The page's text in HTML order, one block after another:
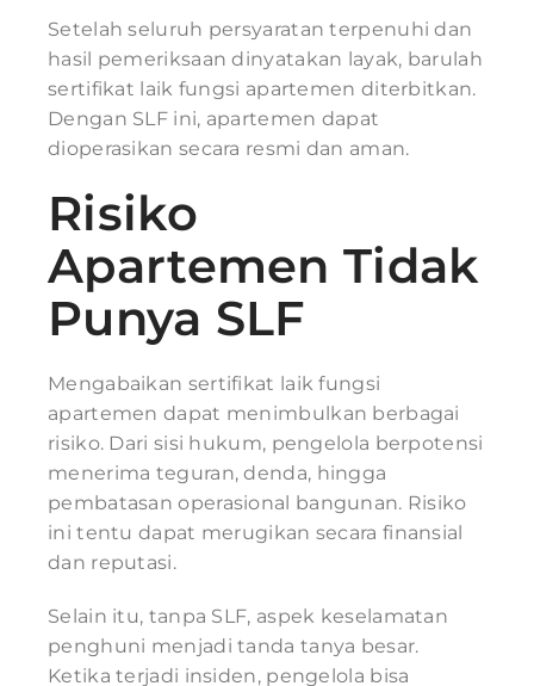
Setelah seluruh persyaratan terpenuhi dan
hasil pemeriksaan dinyatakan layak, barulah
sertifikat laik fungsi apartemen diterbitkan.
Dengan SLF ini, apartemen dapat
dioperasikan secara resmi dan aman.
Risiko
Apartemen Tidak
Punya SLF
Mengabaikan sertifikat laik fungsi
apartemen dapat menimbulkan berbagai
risiko. Dari sisi hukum, pengelola berpotensi
menerima teguran, denda, hingga
pembatasan operasional bangunan. Risiko
ini tentu dapat merugikan secara finansial
dan reputasi.
Selain itu, tanpa SLF, aspek keselamatan
penghuni menjadi tanda tanya besar.
Ketika terjadi insiden, pengelola bisa